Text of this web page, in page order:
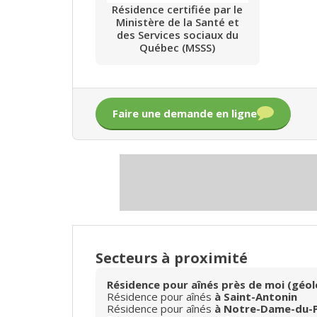
Résidence certifiée par le
Ministère de la Santé et
des Services sociaux du
Québec (MSSS)
Faire une demande en ligne
Secteurs à proximité
Résidence pour aînés près de moi
Résidence pour aînés à Saint-Antonin
Résidence pour aînés à Notre-Dame-du-